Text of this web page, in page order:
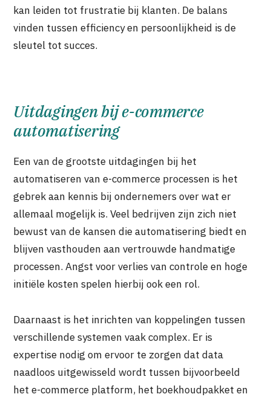
kan leiden tot frustratie bij klanten. De balans
vinden tussen efficiency en persoonlijkheid is de
sleutel tot succes.
Uitdagingen bij e-commerce
automatisering
Een van de grootste uitdagingen bij het
automatiseren van e-commerce processen is het
gebrek aan kennis bij ondernemers over wat er
allemaal mogelijk is. Veel bedrijven zijn zich niet
bewust van de kansen die automatisering biedt en
blijven vasthouden aan vertrouwde handmatige
processen. Angst voor verlies van controle en hoge
initiële kosten spelen hierbij ook een rol.
Daarnaast is het inrichten van koppelingen tussen
verschillende systemen vaak complex. Er is
expertise nodig om ervoor te zorgen dat data
naadloos uitgewisseld wordt tussen bijvoorbeeld
het e-commerce platform, het boekhoudpakket en